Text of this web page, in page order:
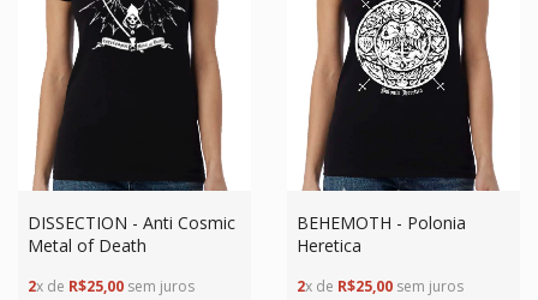
DISSECTION - Anti Cosmic
Metal of Death
2x de R$25,00 sem juros
BEHEMOTH - Polonia
Heretica
2x de R$25,00 sem juros